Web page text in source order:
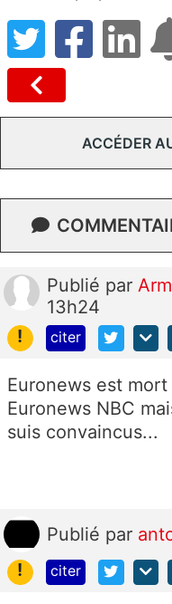
ACCÉDER
Publié par
13h24
!
citer
Euronews est
Euronews NBC
suis convaincus...
Publié par
!
citer